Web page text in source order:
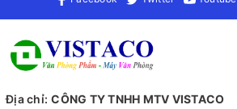
Địa chỉ: CÔNG TY TNHH MTV VISTACO